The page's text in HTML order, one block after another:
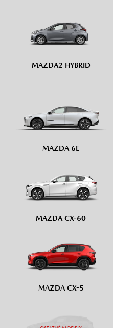
MAZDA2 HYBRID
MAZDA 6E
MAZDA CX-60
MAZDA CX-5